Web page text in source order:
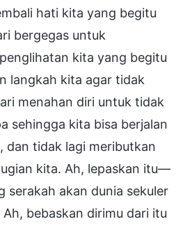
hati kita yang begitu
bergegas untuk
kita yang begitu
langkah kita agar tidak
menahan diri untuk tidak
sehingga kita bisa berjalan
dan tidak lagi meributkan
kita. Ah, lepaskan itu—
serakah akan dunia sekuler
bebaskan dirimu dari itu